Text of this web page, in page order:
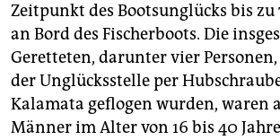
Zeitpunkt des Bootsunglücks bis zu
an Bord des Fischerboots. Die
Geretteten, darunter vier
der Unglücksstelle per
Kalamata geflogen wurden, waren
Männer im Alter von 16 bis 40